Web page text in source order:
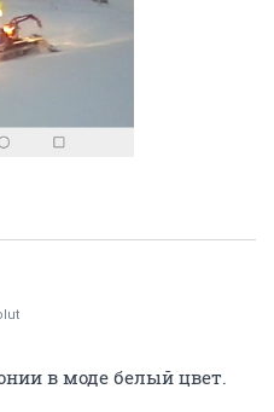
в моде белый цвет.